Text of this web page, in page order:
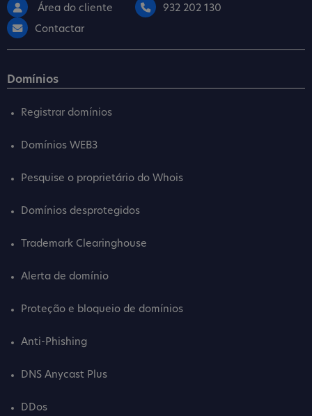
Área do cliente
932 202 130
Contactar
Domínios
Registrar domínios
Domínios WEB3
Pesquise o proprietário do Whois
Domínios desprotegidos
Trademark Clearinghouse
Alerta de domínio
Proteção e bloqueio de domínios
Anti-Phishing
DNS Anycast Plus
DDos